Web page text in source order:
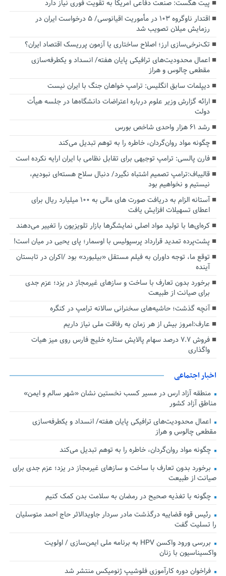
پیت هگست: صنعت دفاعی آمریکا به تقویت فوری نیاز دارد
اقتدار ناوگروه ۱۰۳ در مأموریت‌ اقیانوسی/ ۵ درخواست ایران در
رزمایش میلان تصویب شد
تک‌نرخی‌سازی ارز؛ اصلاح ساختاری یا آزمون پرریسک اقتصاد ایران؟
اعمال محدودیت‌های ترافیکی پایان هفته/ انسداد و یکطرفه‌سازی
مقطعی چالوس و هراز
دیپلمات سابق انگلیس:‌ ترامپ خواهان جنگ با ایران نیست
ارائه گزارش وزیر علوم درباره اعتراضات دانشگاه‌ها در جلسه هیأت
دولت
رشد ۶۱ هزار واحدی شاخص بورس
چگونه مواد روان‌گردان، خاطره را به توهم تبدیل می‌کند
فارن پالسی: ترامپ توجیهی برای تقابل نظامی با ایران ارایه نکرده است
قالیباف:ترامپ تصمیم اشتباه نگیرد/ دنبال سلاح هسته‌ای نبودیم،
نیستیم و نخواهیم بود
آستانه الزام به دریافت صورت های مالی به ۱۰۰ میلیارد ریال برای
اعطای تسهیلات افزایش یافت
کره‌ای‌ها با تولید مواد اصلی نمایشگرها بازار تلویزیون را تغییر می‌دهند
پشت‌پرده تمدید قرارداد پرسپولیس با اوسمار؛ پای یحیی در میان است!
توقع ما، توجه داوران به فیلم مستقل «بیلبورد» بود /اکران در تابستان
آینده
برخورد بدون تعارف با ساخت‌ و سازهای غیرمجاز در یزد؛ عزم جدی
برای صیانت از طبیعت
آنچه گذشت؛ حاشیه‌های سخنرانی سالانه ترامپ در کنگره
عارف:امروز بیش از هر زمان به رفاقت ملی نیاز داریم
فروش ۷.۷ درصد سهام پالایش ستاره خلیج فارس روی میز هیات
واگذاری
اخبار اجتماعی
منطقه آزاد ارس در مسیر کسب نخستین نشان «شهر سالم و ایمن»
مناطق آزاد کشور
اعمال محدودیت‌های ترافیکی پایان هفته/ انسداد و یکطرفه‌سازی
مقطعی چالوس و هراز
چگونه مواد روان‌گردان، خاطره را به توهم تبدیل می‌کند
برخورد بدون تعارف با ساخت‌ و سازهای غیرمجاز در یزد؛ عزم جدی برای
صیانت از طبیعت
چگونه با تغذیه صحیح در رمضان به سلامت بدن کمک کنیم
رئیس قوه قضاییه درگذشت مادر سردار جاویدالاثر حاج احمد متوسلیان
را تسلیت گفت
بررسی ورود واکسن HPV به برنامه ملی ایمن‌سازی / اولویت
واکسیناسیون با زنان
فراخوان دوره کارآموزی فلوشیپ ژنومیکس منتشر شد